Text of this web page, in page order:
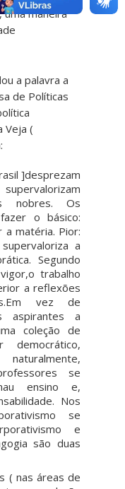
uma maneira
a palavra a
de Políticas
Veja (
]desprezam
nobres. Os
o básico:
a matéria. Pior:
a
Segundo
trabalho
a reflexões
vez de
aspirantes a
coleção de
se
ensino e,
Nos
se
e
são duas
( nas áreas de